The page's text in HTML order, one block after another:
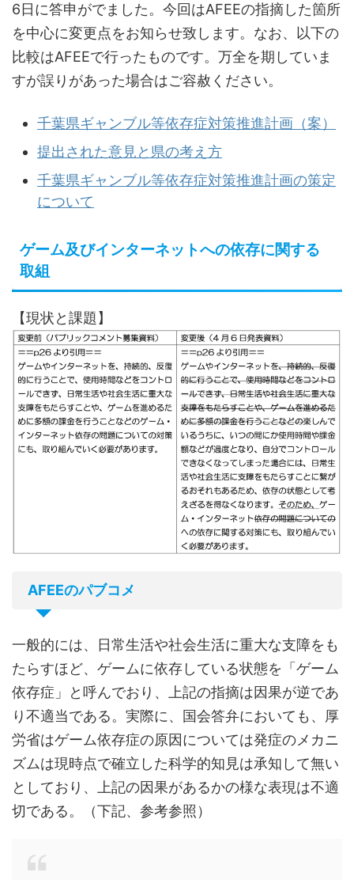
6日に答申がでました。今回はAFEEの指摘した箇所
を中心に変更点をお知らせ致します。なお、以下の
比較はAFEEで行ったものです。万全を期していま
すが誤りがあった場合はご容赦ください。
千葉県ギャンブル等依存症対策推進計画（案）
提出された意見と県の考え方
千葉県ギャンブル等依存症対策推進計画の策定
について
ゲーム及びインターネットへの依存に関する
取組
【現状と課題】
AFEEのパブコメ
一般的には、日常生活や社会生活に重大な支障をも
たらすほど、ゲームに依存している状態を「ゲーム
依存症」と呼んでおり、上記の指摘は因果が逆であ
り不適当である。実際に、国会答弁においても、厚
労省はゲーム依存症の原因については発症のメカニ
ズムは現時点で確立した科学的知見は承知して無い
としており、上記の因果があるかの様な表現は不適
切である。（下記、参考参照）